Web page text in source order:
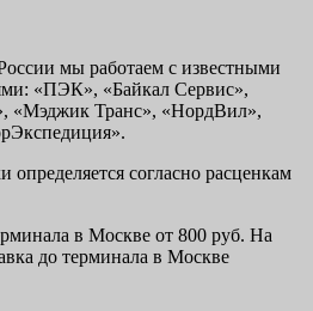
мы работаем с известными
«ПЭК», «Байкал Сервис»,
«Мэджик Транс», «НордВил»,
определяется согласно расценкам
в Москве от 800 руб. На
до терминала в Москве